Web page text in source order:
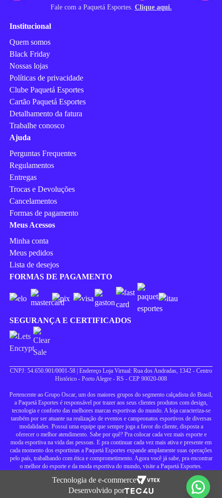
Fale com a Paquetá Esportes. Clique aqui.
Institucional
Quem somos
Black Friday
Nossas lojas
Políticas de privacidade
Clube Paquetá Esportes
Cartão Paquetá Esportes
Detalhamento da fatura
Trabalhe conosco
Ajuda
Perguntas Frequentes
Regulamentos
Entregas
Trocas e Devoluções
Cancelamentos
Formas de pagamento
Meus Acessos
Minha conta
Meus pedidos
Lista de desejos
FORMAS DE PAGAMENTO
SEGURANÇA E CERTIFICADOS
CNPJ: 54.650.901/0001-58 | Endereço Loja Virtual: Rua dos Andradas, 1342 - Centro
Histórico - Porto Alegre - RS - CEP 90020-008
Pertencente ao Grupo Oscar, um dos maiores grupos do segmento calçadista do Brasil,
a Paquetá Esportes é responsável por trazer aos seus clientes produtos com design,
tecnologia e conforto das melhores marcas esportivas do mundo. A loja caracteriza-se
também por ser atuante na realização de eventos e campeonatos esportivos de diversas
modalidades. Possui uma equipe que sempre joga a favor do cliente, disposta a
oferecer o melhor atendimento. Sabe por quê? Pra colocar cada vez mais esporte e
moda esportiva na vida das pessoas. E pra continuar cada vez mais ativa e presente em
cada momento dos esportistas a Paquetá Esportes expande amplamente suas operações
pelo país, trabalhando com ética e comprometimento. Agora você já sabe, pra encontrar
o melhor do esporte e da moda esportiva do mundo, visite a Paquetá Esportes.
Tecnologia de e-commerce
Desenvolvido por